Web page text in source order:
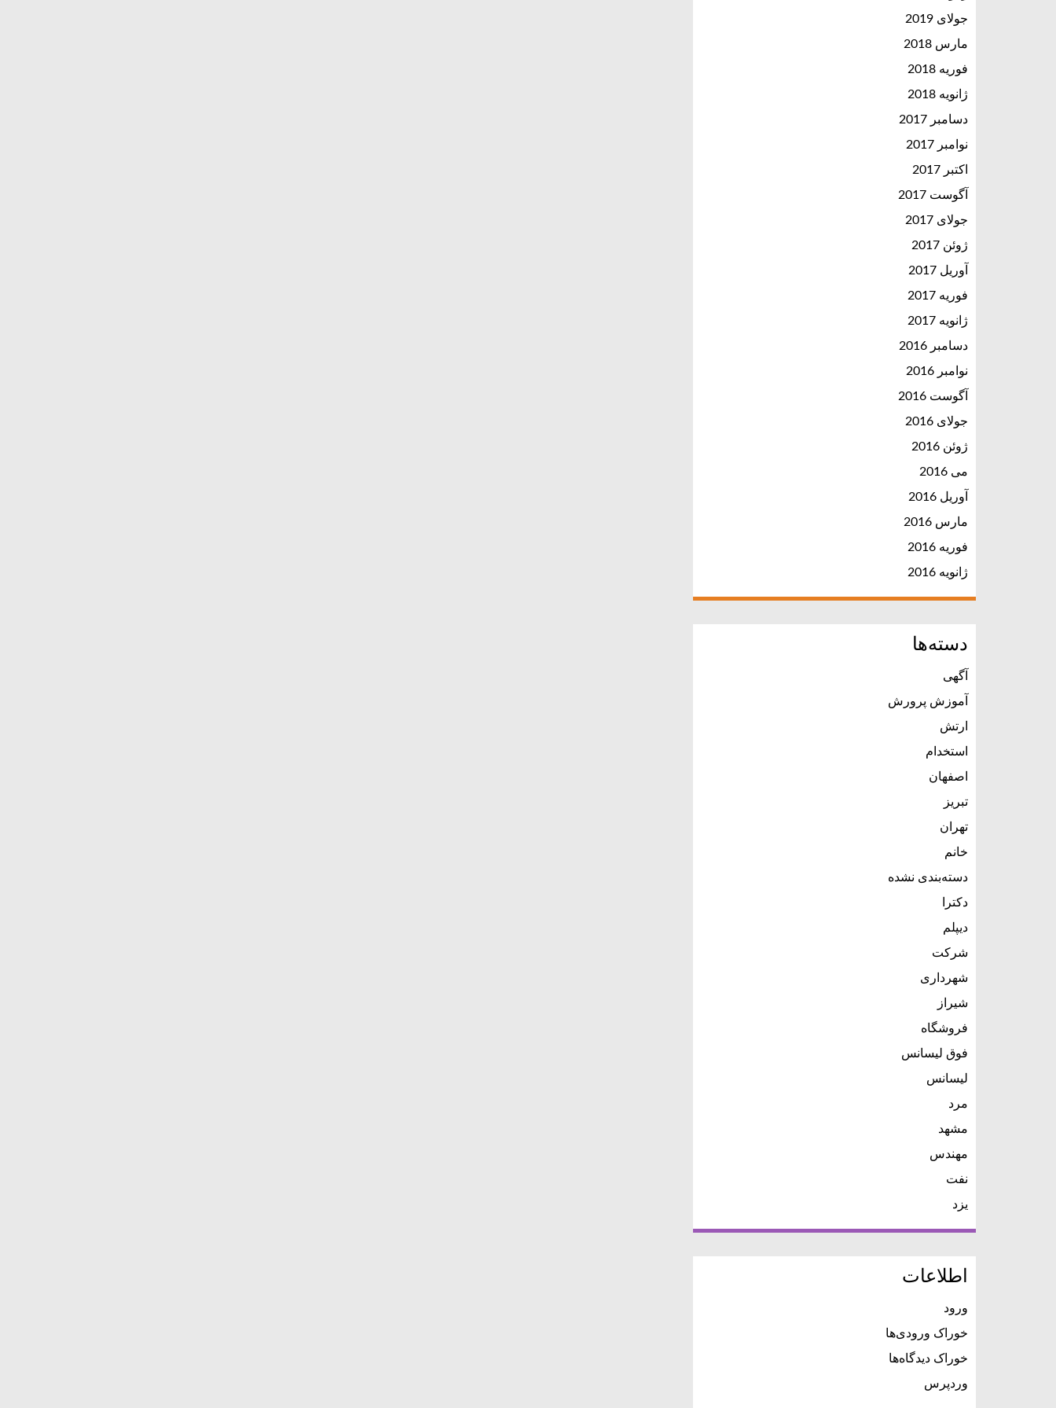
جولای 2019
مارس 2018
فوریه 2018
ژانویه 2018
دسامبر 2017
نوامبر 2017
اکتبر 2017
آگوست 2017
جولای 2017
ژوئن 2017
آوریل 2017
فوریه 2017
ژانویه 2017
دسامبر 2016
نوامبر 2016
آگوست 2016
جولای 2016
ژوئن 2016
می 2016
آوریل 2016
مارس 2016
فوریه 2016
ژانویه 2016
دسته‌ها
آگهی
آموزش پرورش
ارتش
استخدام
اصفهان
تبریز
تهران
خانم
دسته‌بندی نشده
دکترا
دیپلم
شرکت
شهرداری
شیراز
فروشگاه
فوق لیسانس
لیسانس
مرد
مشهد
مهندس
نفت
یزد
اطلاعات
ورود
خوراک ورودی‌ها
خوراک دیدگاه‌ها
وردپرس